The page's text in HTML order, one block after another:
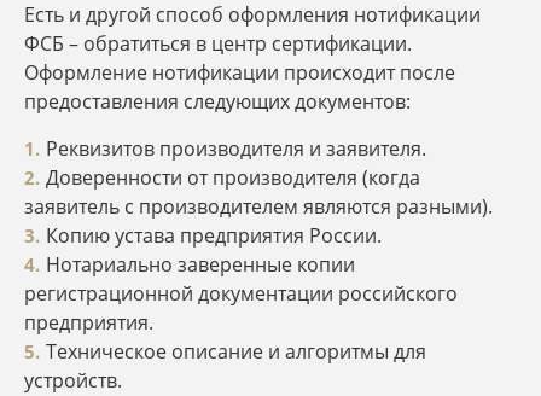
Есть и другой способ оформления нотификации
ФСБ – обратиться в центр сертификации.
Оформление нотификации происходит после
предоставления следующих документов:
Реквизитов производителя и заявителя.
Доверенности от производителя (когда
заявитель с производителем являются разными).
Копию устава предприятия России.
Нотариально заверенные копии
регистрационной документации российского
предприятия.
Техническое описание и алгоритмы для
устройств.